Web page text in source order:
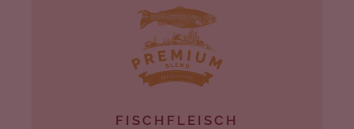
FISCHFLEISCH